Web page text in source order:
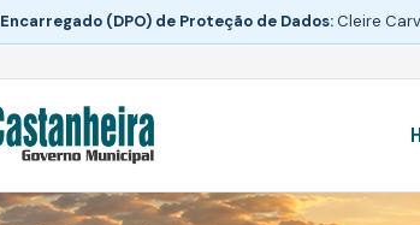
Encarregado (DPO) de Proteção de Dados:Cleire